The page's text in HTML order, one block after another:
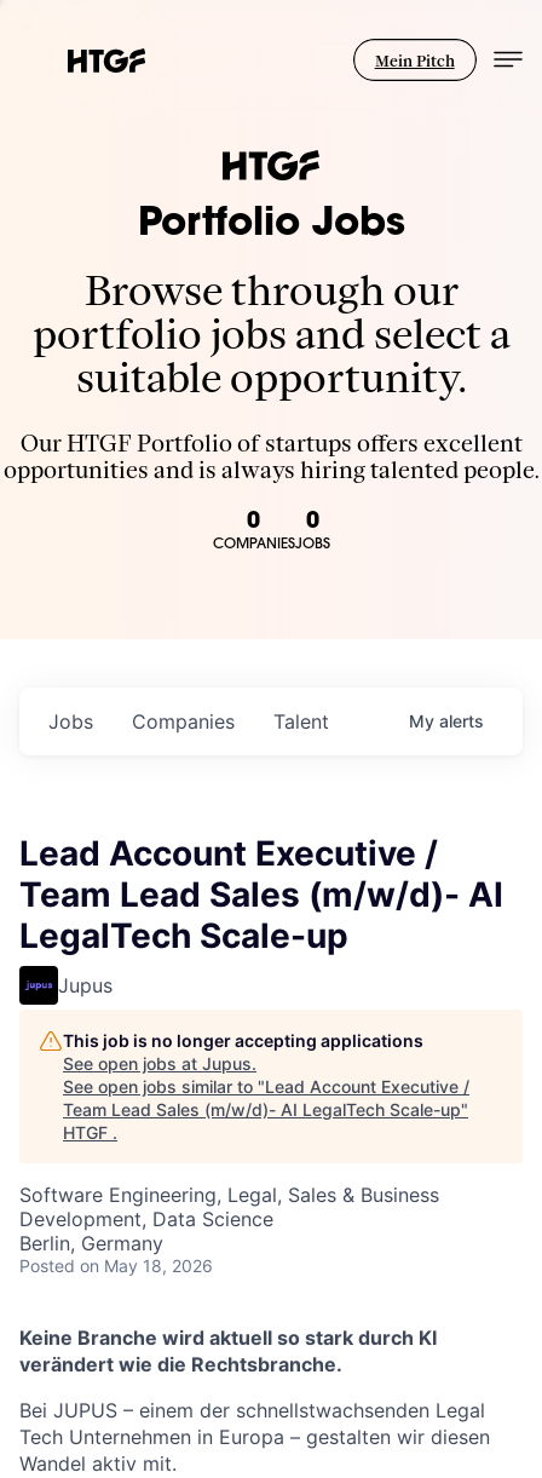
Mein Pitch
Portfolio Jobs
Browse through our
portfolio jobs and select a
suitable opportunity.
Our HTGF Portfolio of startups offers excellent
opportunities and is always hiring talented people.
0
COMPANIES
0
JOBS
Jobs Companies Talent My alerts
Lead Account Executive /
Team Lead Sales (m/w/d)- AI
LegalTech Scale-up
Jupus
This job is no longer accepting applications
See open jobs at Jupus.
See open jobs similar to "Lead Account Executive /
Team Lead Sales (m/w/d)- AI LegalTech Scale-up"
HTGF .
Software Engineering, Legal, Sales & Business
Development, Data Science
Berlin, Germany
Posted on May 18, 2026
Keine Branche wird aktuell so stark durch KI
verändert wie die Rechtsbranche.
Bei JUPUS – einem der schnellstwachsenden Legal
Tech Unternehmen in Europa – gestalten wir diesen
Wandel aktiv mit.